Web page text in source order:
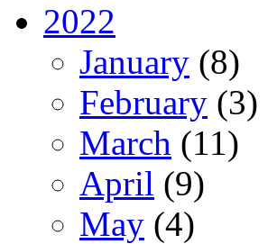
2022
January (8)
February (3)
March (11)
April (9)
May (4)